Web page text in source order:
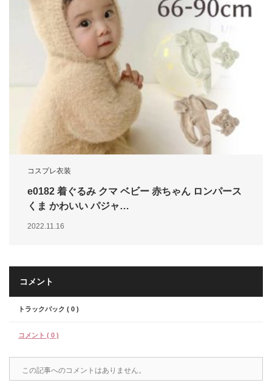
コスプレ衣装
e0182 着ぐるみ クマ ベビー 赤ちゃん ロンパース
くま かわいい パジャ…
2022.11.16
コメント
トラックバック ( 0 )
コメント ( 0 )
この記事へのコメントはありません。